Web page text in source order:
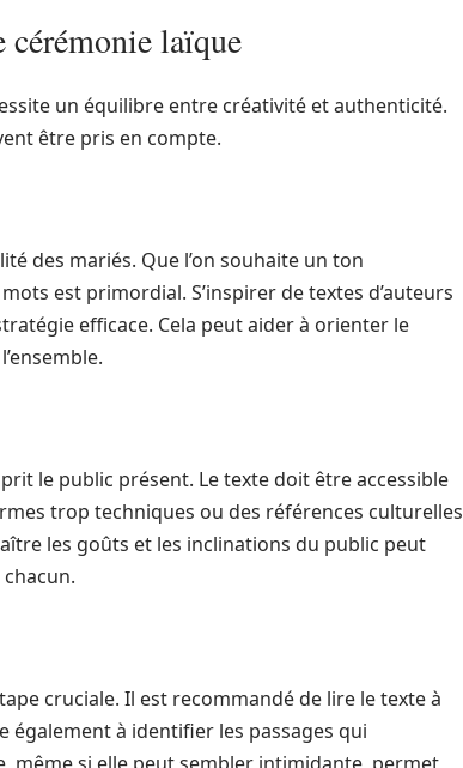
cérémonie laïque
un équilibre entre créativité et authenticité.
être pris en compte.
des mariés. Que l’on souhaite un ton
est primordial. S’inspirer de textes d’auteurs
efficace. Cela peut aider à orienter le
le public présent. Le texte doit être accessible
trop techniques ou des références culturelles
les goûts et les inclinations du public peut
cruciale. Il est recommandé de lire le texte à
également à identifier les passages qui